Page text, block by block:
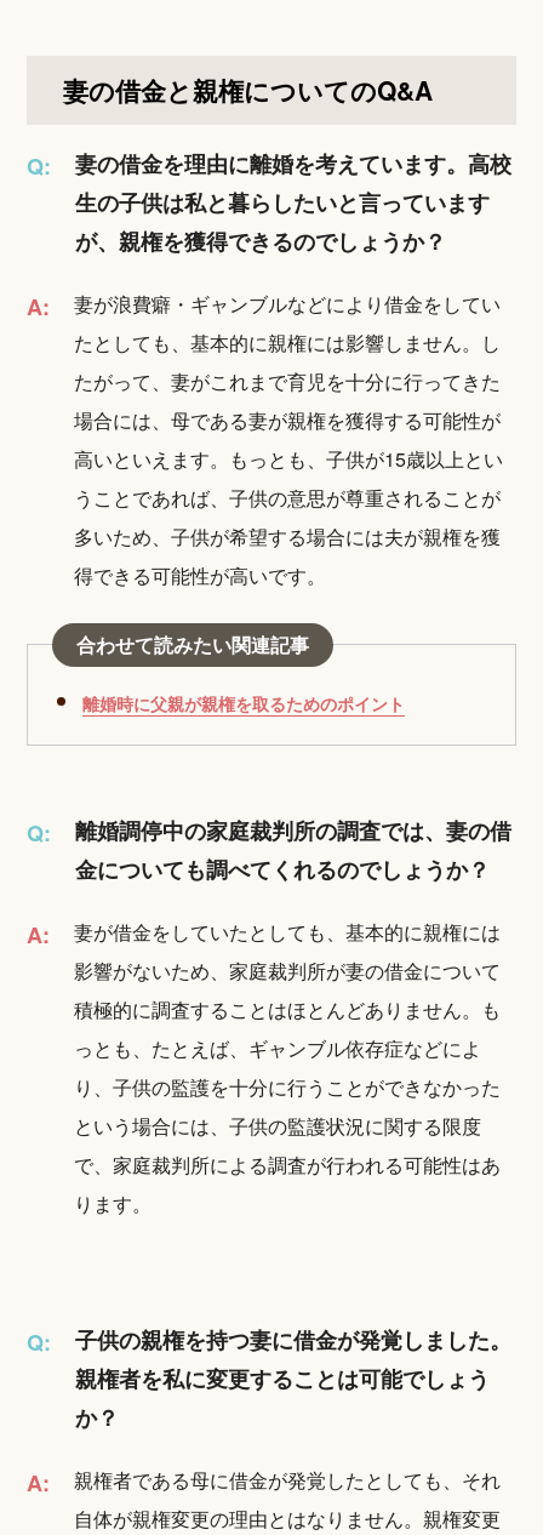
妻の借金と親権についてのQ&A
Q:
妻の借金を理由に離婚を考えています。高校
生の子供は私と暮らしたいと言っています
が、親権を獲得できるのでしょうか？
A:
妻が浪費癖・ギャンブルなどにより借金をしてい
たとしても、基本的に親権には影響しません。し
たがって、妻がこれまで育児を十分に行ってきた
場合には、母である妻が親権を獲得する可能性が
高いといえます。もっとも、子供が15歳以上とい
うことであれば、子供の意思が尊重されることが
多いため、子供が希望する場合には夫が親権を獲
得できる可能性が高いです。
合わせて読みたい関連記事
離婚時に父親が親権を取るためのポイント
Q:
離婚調停中の家庭裁判所の調査では、妻の借
金についても調べてくれるのでしょうか？
A:
妻が借金をしていたとしても、基本的に親権には
影響がないため、家庭裁判所が妻の借金について
積極的に調査することはほとんどありません。も
っとも、たとえば、ギャンブル依存症などによ
り、子供の監護を十分に行うことができなかった
という場合には、子供の監護状況に関する限度
で、家庭裁判所による調査が行われる可能性はあ
ります。
Q:
子供の親権を持つ妻に借金が発覚しました。
親権者を私に変更することは可能でしょう
か？
A:
親権者である母に借金が発覚したとしても、それ
自体が親権変更の理由とはなりません。親権変更